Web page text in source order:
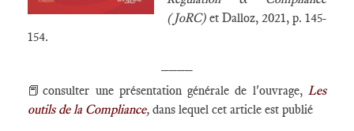
(JoRC) et Dalloz, 2021, p. 145-
154.
📕consulter une présentation générale de l'ouvrage, Les
outils de la Compliance, dans lequel cet article est publié